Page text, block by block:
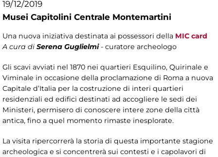
19/12/2019
Musei Capitolini Centrale Montemartini
Una nuova iniziativa destinata ai possessori della MIC card
A cura di Serena Guglielmi- curatore archeologo
Gli scavi avviati nel 1870 nei quartieri Esquilino, Quirinale e
Viminale in occasione della proclamazione di Roma a nuova
Capitale d’Italia per la costruzione di interi quartieri
residenziali ed edifici destinati ad accogliere le sedi dei
Ministeri, permisero di conoscere intere zone della città
antica, fino a quel momento rimaste inesplorate.
La visita ripercorrerà la storia di questa importante stagione
archeologica e si concentrerà sui contesti e i capolavori di